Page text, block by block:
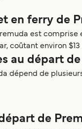
en ferry de
est
coûtant environ $13
au départ
dépend de
de